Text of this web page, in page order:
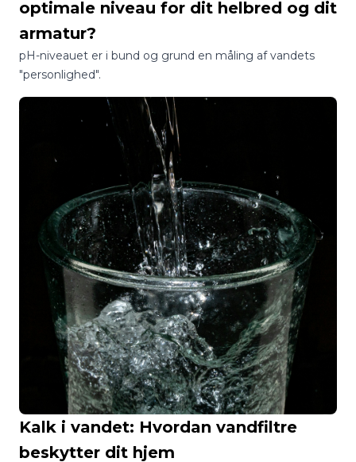
optimale niveau for dit helbred og dit
armatur?
pH-niveauet er i bund og grund en måling af vandets
"personlighed".
Kalk i vandet: Hvordan vandfiltre
beskytter dit hjem